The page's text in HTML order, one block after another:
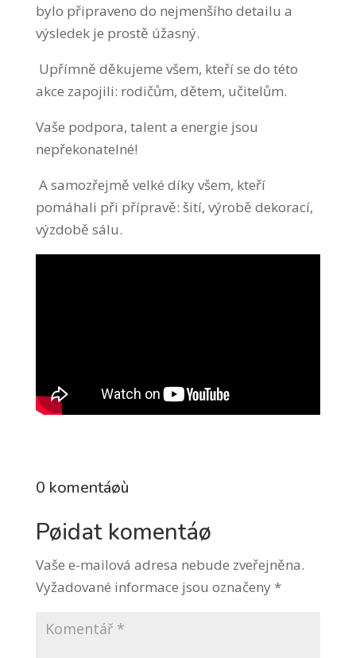
bylo připraveno do nejmenšího detailu a
výsledek je prostě úžasný.
Upřímně děkujeme všem, kteří se do této
akce zapojili: rodičům, dětem, učitelům.
Vaše podpora, talent a energie jsou
nepřekonatelné!
A samozřejmě velké díky všem, kteří
pomáhali při přípravě: šití, výrobě dekorací,
výzdobě sálu.
0 komentáøù
Pøidat komentáø
Vaše e-mailová adresa nebude zveřejněna.
Vyžadované informace jsou označeny *